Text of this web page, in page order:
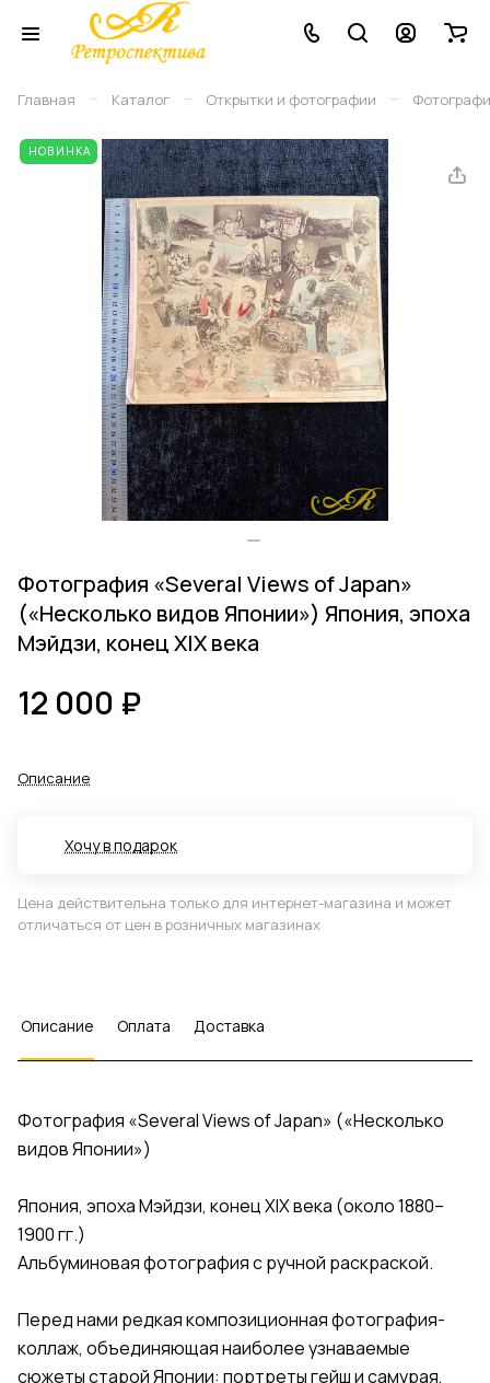
Главная – Каталог – Открытки и фотографии –
НОВИНКА
Фотография «Several Views of Japan»
(«Несколько видов Японии») Япония, эпоха
Мэйдзи, конец XIX века
12 000 ₽
Описание
Хочу в подарок
Цена действительна только для интернет-магазина и может
отличаться от цен в розничных магазинах
Описание Оплата Доставка
Фотография «Several Views of Japan» («Несколько
видов Японии»)
Япония, эпоха Мэйдзи, конец XIX века (около 1880–
1900 гг.)
Альбуминовая фотография с ручной раскраской.
Перед нами редкая композиционная фотография-
коллаж, объединяющая наиболее узнаваемые
сюжеты старой Японии: портреты гейш и самурая,